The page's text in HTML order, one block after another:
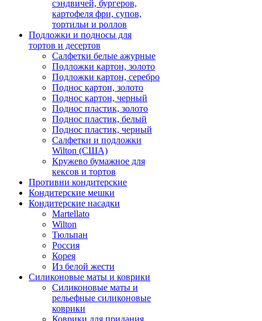
сэндвичей, бургеров,
картофеля фри, супов,
тортильи и роллов
Подложки и подносы для
тортов и десертов
Салфетки белые ажурные
Подложки картон, золото
Подложки картон, серебро
Поднос картон, золото
Поднос картон, черный
Поднос пластик, золото
Поднос пластик, белый
Поднос пластик, черный
Салфетки и подложки
Wilton (США)
Кружево бумажное для
кексов и тортов
Противни кондитерские
Кондитерские мешки
Кондитерские насадки
Martellato
Wilton
Тюльпан
Россия
Корея
Из белой жести
Силиконовые маты и коврики
Силиконовые маты и
рельефные силиконовые
коврики